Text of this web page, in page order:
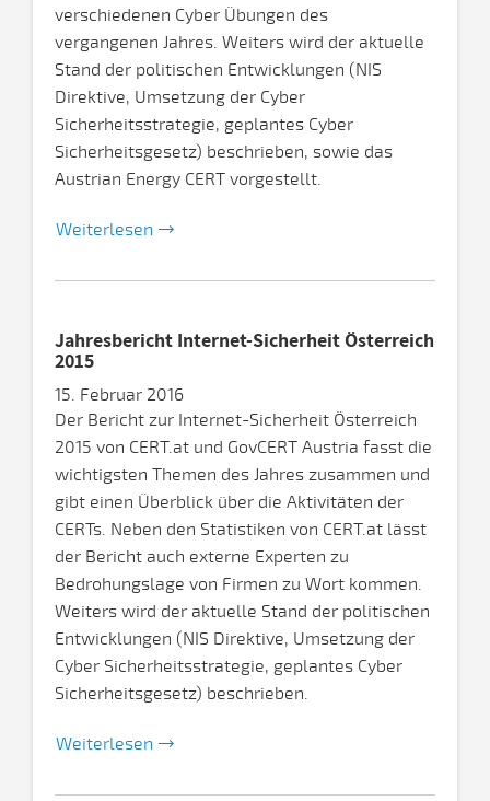
verschiedenen Cyber Übungen des
vergangenen Jahres. Weiters wird der aktuelle
Stand der politischen Entwicklungen (NIS
Direktive, Umsetzung der Cyber
Sicherheitsstrategie, geplantes Cyber
Sicherheitsgesetz) beschrieben, sowie das
Austrian Energy CERT vorgestellt.
Weiterlesen
Jahresbericht Internet-Sicherheit Österreich
2015
15. Februar 2016
Der Bericht zur Internet-Sicherheit Österreich
2015 von CERT.at und GovCERT Austria fasst die
wichtigsten Themen des Jahres zusammen und
gibt einen Überblick über die Aktivitäten der
CERTs. Neben den Statistiken von CERT.at lässt
der Bericht auch externe Experten zu
Bedrohungslage von Firmen zu Wort kommen.
Weiters wird der aktuelle Stand der politischen
Entwicklungen (NIS Direktive, Umsetzung der
Cyber Sicherheitsstrategie, geplantes Cyber
Sicherheitsgesetz) beschrieben.
Weiterlesen